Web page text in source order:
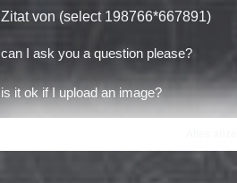
Zitat von (select 198766*667891)
can I ask you a question please?
is it ok if I upload an image?